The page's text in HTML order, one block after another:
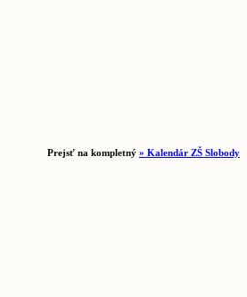
Prejsť na kompletný » Kalendár ZŠ Slobody